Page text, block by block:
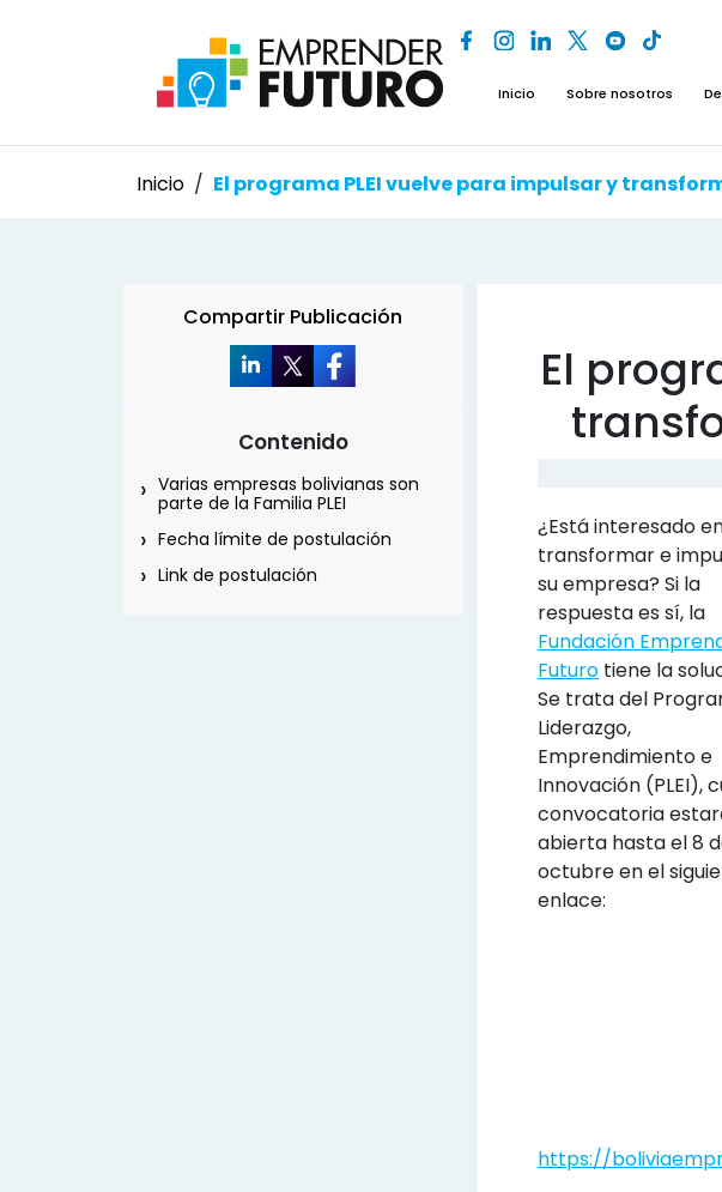
Inicio Sobre nosotros
Inicio / El programa PLEI vuelve para impulsar y
Compartir Publicación
Contenido
Varias empresas bolivianas son
parte de la Familia PLEI
Fecha límite de postulación
Link de postulación
El
¿Está interesado
transformar e
su empresa? Si la
respuesta es sí, la
Fundación
Futuro tiene la
Se trata del
Liderazgo,
Emprendimiento e
Innovación (PLEI),
convocatoria
abierta hasta el 8
octubre en el
enlace:
https://